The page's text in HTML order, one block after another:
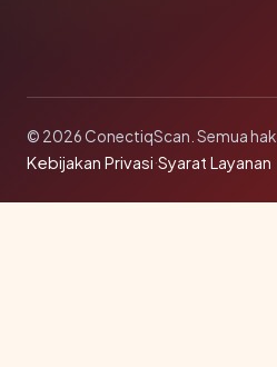
© 2026 ConectiqScan. Semua hak
Kebijakan Privasi·Syarat Layanan